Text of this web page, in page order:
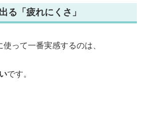
る「疲れにくさ」
って一番実感するのは、
です。